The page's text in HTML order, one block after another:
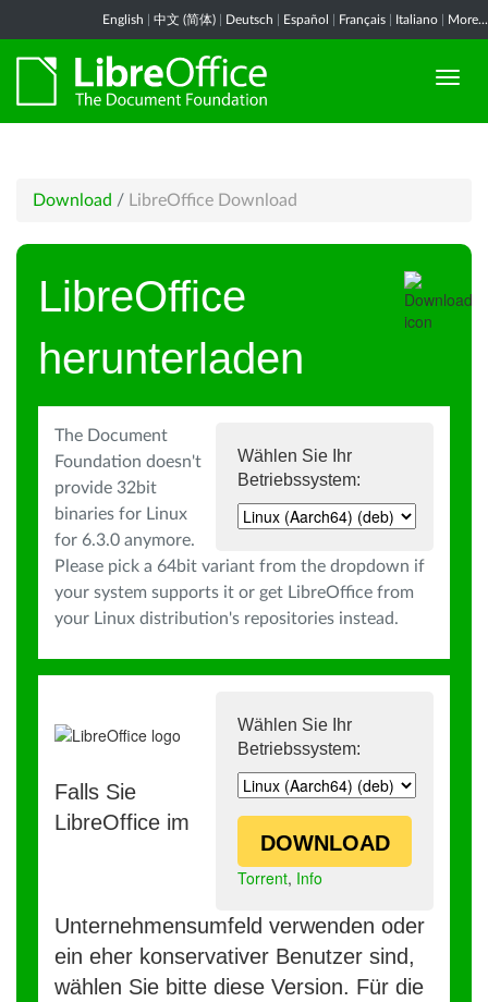
English 中文 (简体) Deutsch Español Français Italiano More...
Download / LibreOffice Download
LibreOffice
herunterladen
Wählen Sie Ihr
Betriebssystem:
The Document
Foundation doesn't
provide 32bit
binaries for Linux
for 6.3.0 anymore.
Please pick a 64bit variant from the dropdown if
your system supports it or get LibreOffice from
your Linux distribution's repositories instead.
Wählen Sie Ihr
Betriebssystem:
DOWNLOAD
Torrent, Info
Falls Sie
LibreOffice im
Unternehmensumfeld verwenden oder
ein eher konservativer Benutzer sind,
wählen Sie bitte diese Version. Für die